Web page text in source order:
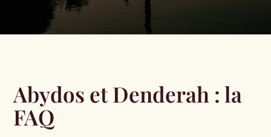
Abydos et Denderah : la
FAQ